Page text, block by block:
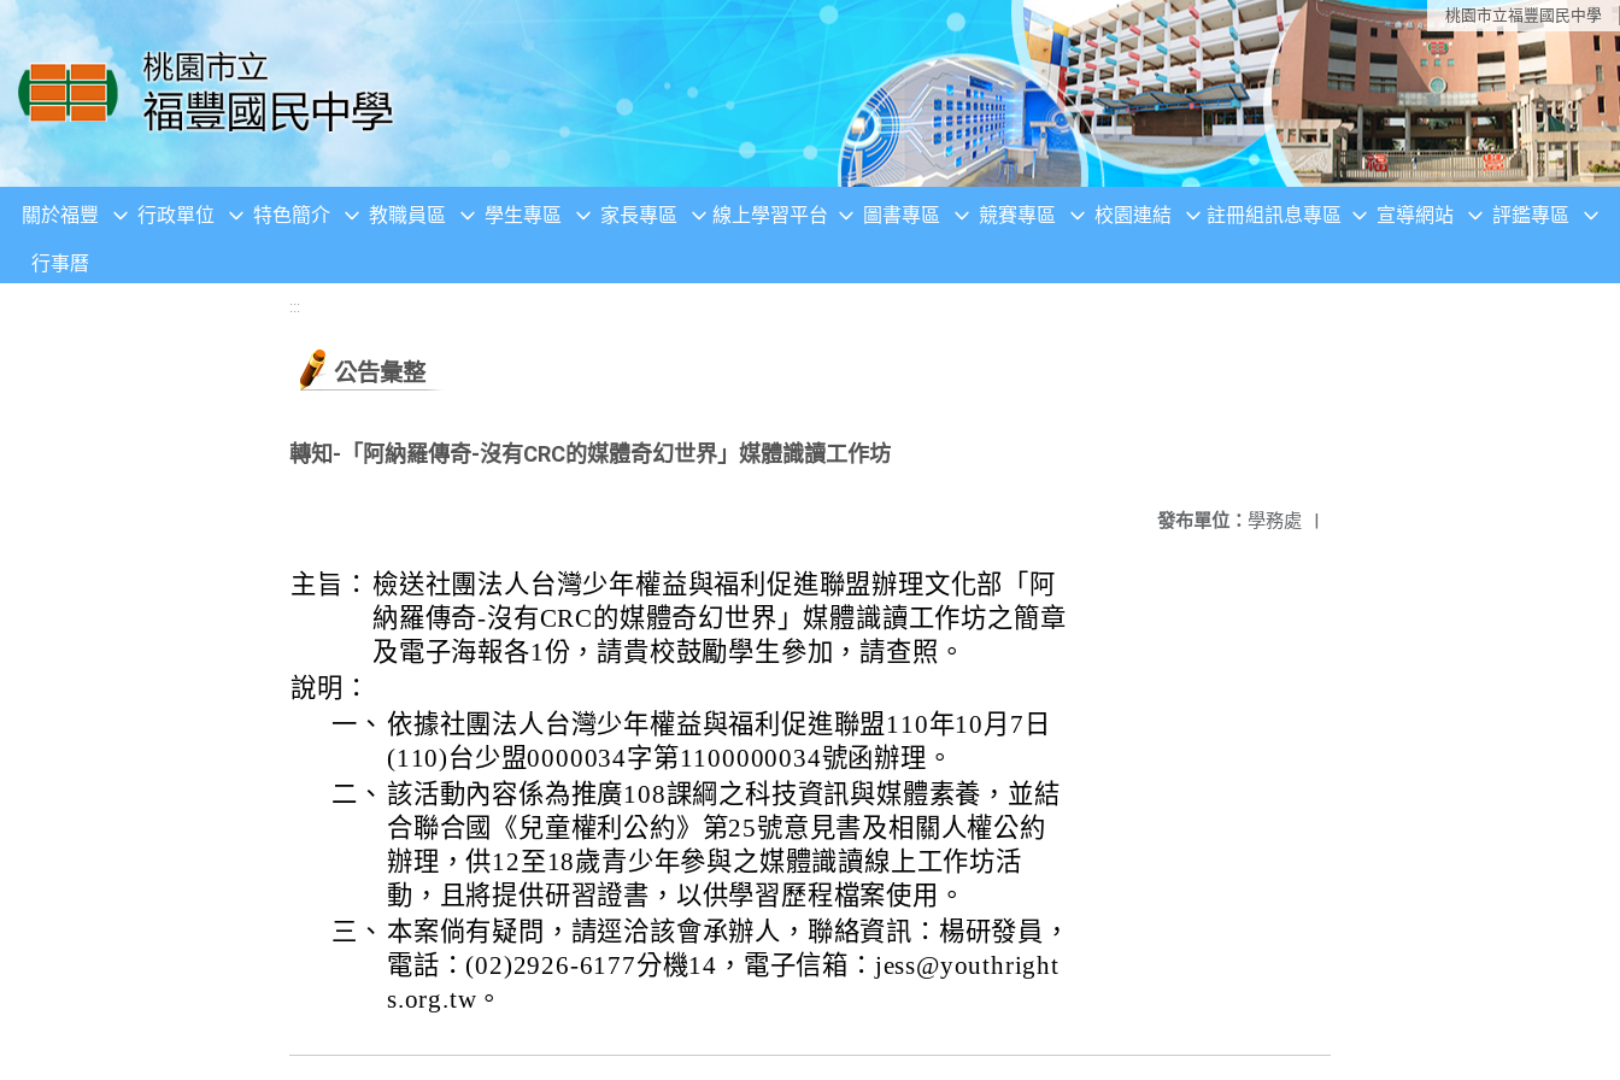
移至網頁之主要內容區位置 桃園市立福豐國民中學
關於福豐 行政單位 特色簡介 教職員區 學生專區 家長專區 線上學習平台 圖書專區 競賽專區 校園連結 註冊組訊息專區 宣導網站 評鑑專區
行事曆
:::
公告彙整
轉知-「阿納羅傳奇-沒有CRC的媒體奇幻世界」媒體識讀工作坊
發布單位： 學務處 |
主旨： 檢送社團法人台灣少年權益與福利促進聯盟辦理文化部「阿
納羅傳奇-沒有CRC的媒體奇幻世界」媒體識讀工作坊之簡章
及電子海報各1份，請貴校鼓勵學生參加，請查照。
說明：
一、 依據社團法人台灣少年權益與福利促進聯盟110年10月7日
(110)台少盟0000034字第1100000034號函辦理。
二、 該活動內容係為推廣108課綱之科技資訊與媒體素養，並結
合聯合國《兒童權利公約》第25號意見書及相關人權公約
辦理，供12至18歲青少年參與之媒體識讀線上工作坊活
動，且將提供研習證書，以供學習歷程檔案使用。
三、 本案倘有疑問，請逕洽該會承辦人，聯絡資訊：楊研發員，
電話：(02)2926-6177分機14，電子信箱：jess@youthright
s.org.tw。